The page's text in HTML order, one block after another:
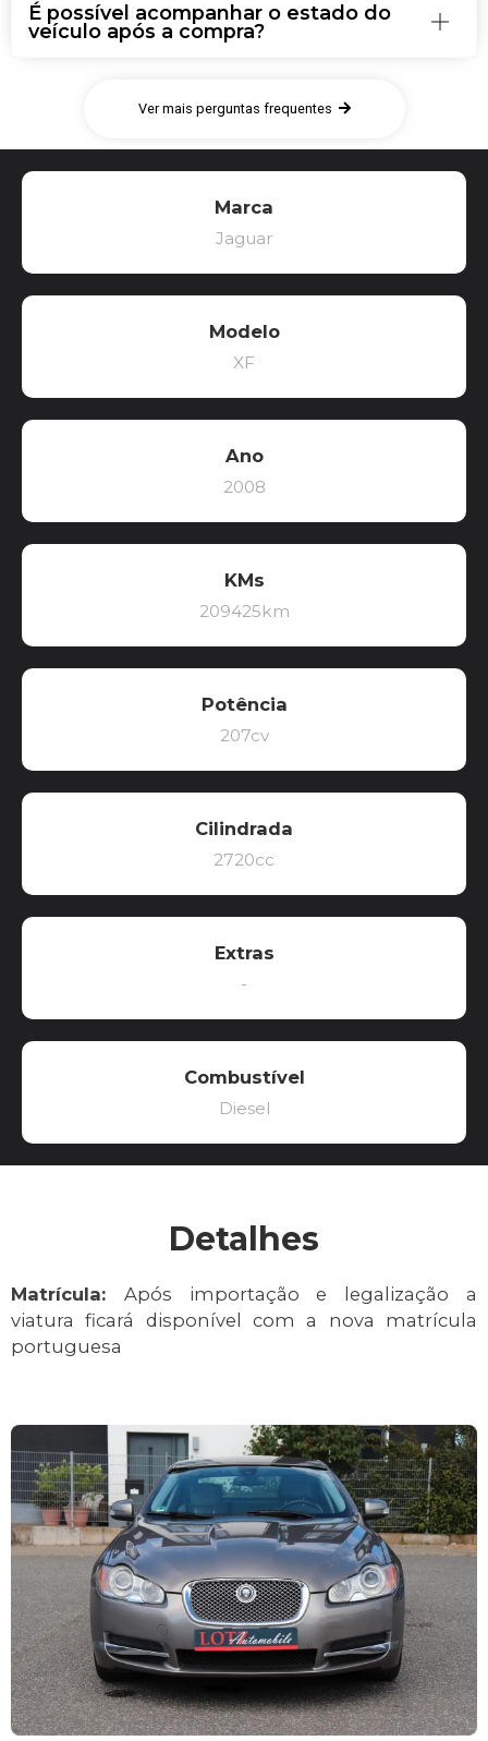
É possível acompanhar o estado do
veículo após a compra?
Ver mais perguntas frequentes
Marca
Jaguar
Modelo
XF
Ano
2008
KMs
209425km
Potência
207cv
Cilindrada
2720cc
Extras
-
Combustível
Diesel
Detalhes
Matrícula: Após importação e legalização a
viatura ficará disponível com a nova matrícula
portuguesa